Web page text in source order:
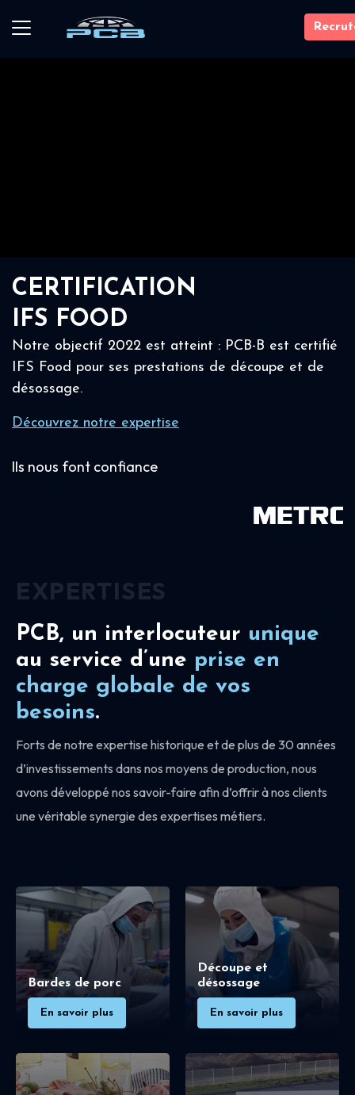
CERTIFICATION
IFS FOOD
Notre objectif 2022 est atteint : PCB-B est certifié
IFS Food pour ses prestations de découpe et de
désossage.
Découvrez notre expertise
Ils nous font confiance
PCB, un interlocuteur unique
au service d’une prise en
charge globale de vos
besoins.
Forts de notre expertise historique et de plus de 30 années
d’investissements dans nos moyens de production, nous
avons développé nos savoir-faire afin d’offrir à nos clients
une véritable synergie des expertises métiers.
EXPERTISES
Bardes de porc
En savoir plus
Découpe et
désossage
En savoir plus